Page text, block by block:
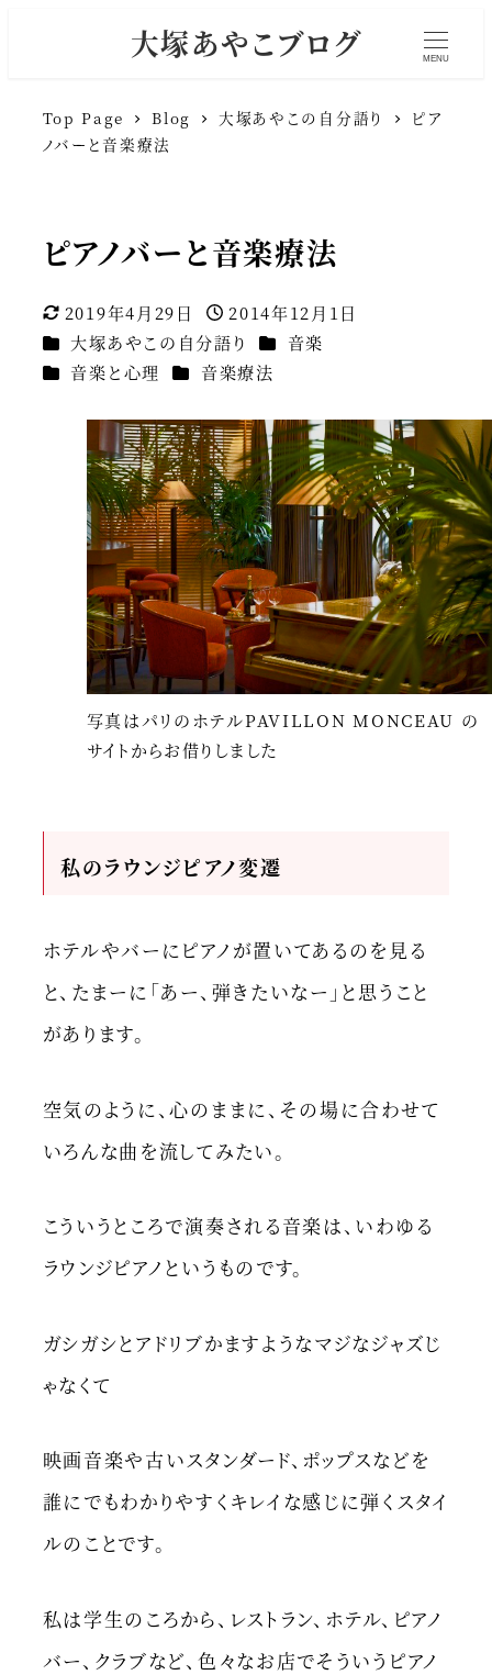
大塚あやこブログ MENU
Top Page Blog 大塚あやこの自分語り
ピア
ノバーと音楽療法
ピアノバーと音楽療法
更新日
2019年4月29日
投稿日
2014年12月1日
カテゴリー
大塚あやこの自分語り カテゴリー
音楽
カテゴリー
音楽と心理 カテゴリー
音楽療法
写真はパリのホテルPAVILLON MONCEAU の
サイトからお借りしました
私のラウンジピアノ変遷
ホテルやバーにピアノが置いてあるのを見る
と、たまーに「あー、弾きたいなー」と思うこと
があります。
空気のように、心のままに、その場に合わせて
いろんな曲を流してみたい。
こういうところで演奏される音楽は、いわゆる
ラウンジピアノというものです。
ガシガシとアドリブかますようなマジなジャズじ
ゃなくて
映画音楽や古いスタンダード、ポップスなどを
誰にでもわかりやすくキレイな感じに弾くスタイ
ルのことです。
私は学生のころから、レストラン、ホテル、ピアノ
バー、クラブなど、色々なお店でそういうピアノ